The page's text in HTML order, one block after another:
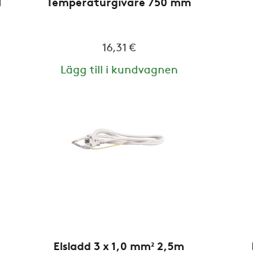
Temperaturgivare 750 mm
16,31 €
Lägg till i kundvagnen
Elsladd 3 x 1,0 mm² 2,5m